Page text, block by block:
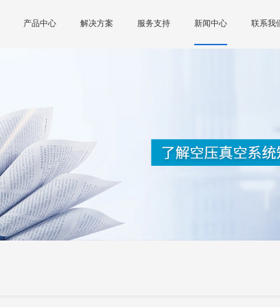
产品中心 解决方案 服务支持 新闻中心 联系我